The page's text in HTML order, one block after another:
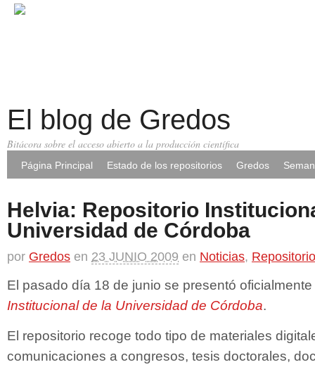
El blog de Gredos
Bitácora sobre el acceso abierto a la producción científica
Página Principal Estado de los repositorios Gredos
Helvia: Repositorio
Universidad de Córdoba
por Gredos en 23 JUNIO 2009 en Noticias,
El pasado día 18 de junio se presentó oficialmente
Institucional de la Universidad de Córdoba.
El repositorio recoge todo tipo de materiales
comunicaciones a congresos, tesis doctorales,